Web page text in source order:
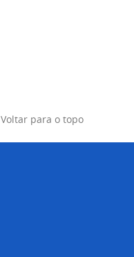
Voltar para o topo